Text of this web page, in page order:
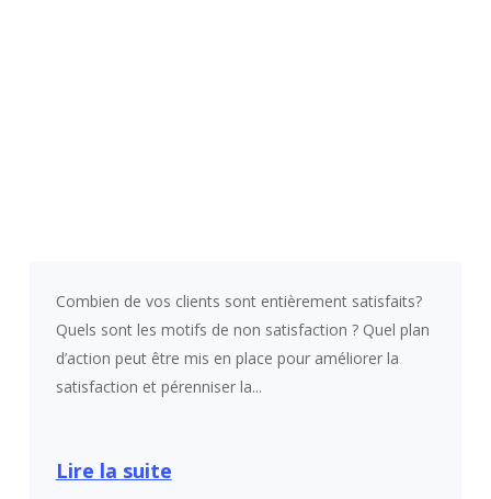
Combien de vos clients sont entièrement satisfaits?
Quels sont les motifs de non satisfaction ? Quel plan
d’action peut être mis en place pour améliorer la
satisfaction et pérenniser la...
Lire la suite